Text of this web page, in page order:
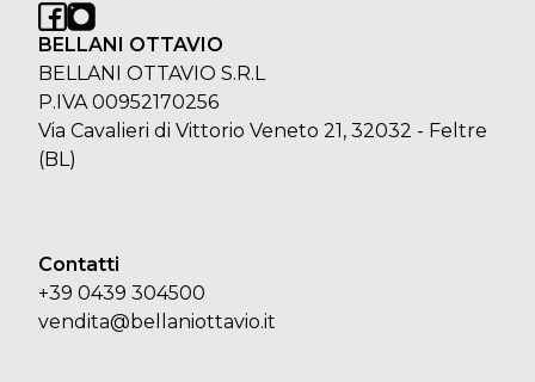
BELLANI OTTAVIO
BELLANI OTTAVIO S.R.L
P.IVA 00952170256
Via Cavalieri di Vittorio Veneto 21, 32032 - Feltre
(BL)
Contatti
+39 0439 304500
vendita@bellaniottavio.it